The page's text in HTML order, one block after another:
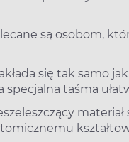
są osobom,
się tak samo
specjalna taśma
materiał